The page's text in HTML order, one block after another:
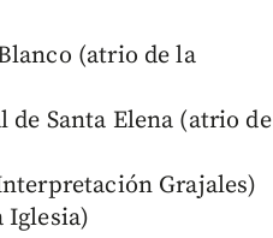
(atrio de la
de Santa Elena (atrio de
Grajales)
Iglesia)